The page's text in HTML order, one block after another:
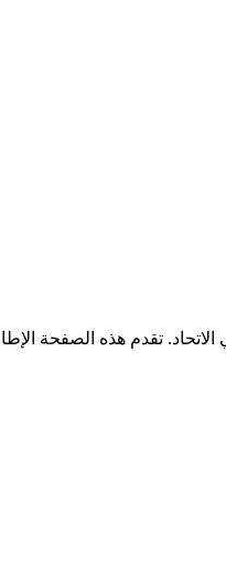
تقدم هذه الصفحة الإطار